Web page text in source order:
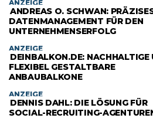
ANZEIGE
ANDREAS O. SCHWAN:
DATENMANAGEMENT FÜR DEN
UNTERNEHMENSERFOLG
ANZEIGE
DEINBALKON.DE: NACHHALTIGE
FLEXIBEL GESTALTBARE
ANBAUBALKONE
ANZEIGE
DENNIS DAHL: DIE LÖSUNG FÜR
SOCIAL-RECRUITING-